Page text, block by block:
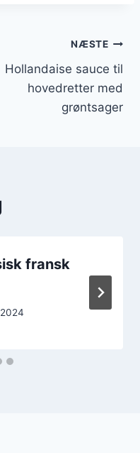
NÆSTE
Hollandaise sauce til
hovedretter med
grøntsager
fransk